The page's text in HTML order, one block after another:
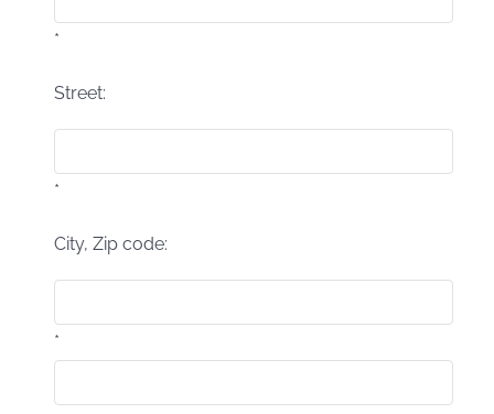
*
Street:
*
City, Zip code:
*